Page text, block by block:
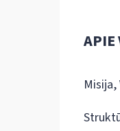
APIE
Misija,